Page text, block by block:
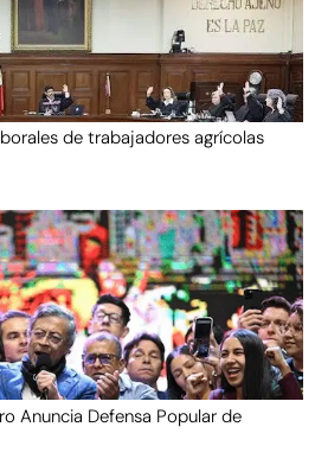
de trabajadores agrícolas
Anuncia Defensa Popular de